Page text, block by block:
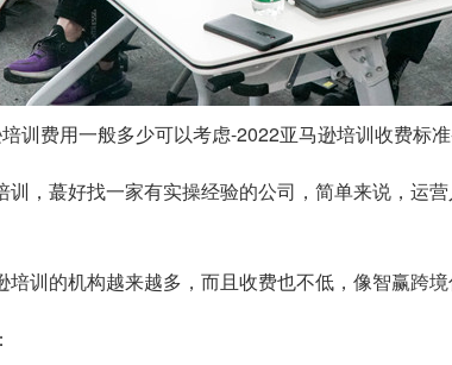
训费用一般多少可以考虑-2022亚马逊培训收费标
训，蕞好找一家有实操经验的公司，简单来说，运
培训的机构越来越多，而且收费也不低，像智赢跨